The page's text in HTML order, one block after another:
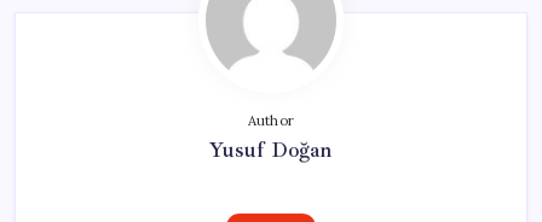
Author
Yusuf Doğan